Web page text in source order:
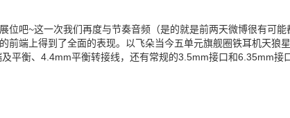
位吧~这一次我们再度与节奏音频（是的就是前两天微博很有可
前端上得到了全面的表现。以飞朵当今五单元旗舰圈铁耳机天狼
平衡、4.4mm平衡转接线，还有常规的3.5mm接口和6.35mm接